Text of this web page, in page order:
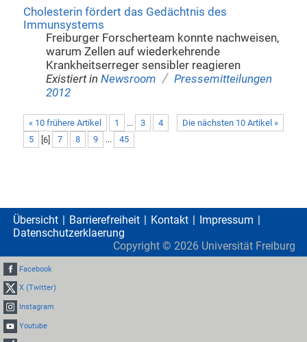
Cholesterin fördert das Gedächtnis des
Immunsystems
Freiburger Forscherteam konnte nachweisen,
warum Zellen auf wiederkehrende
Krankheitserreger sensibler reagieren
Existiert in Newsroom / Pressemitteilungen
2012
« 10 frühere Artikel Die nächsten 10 Artikel »
1 ... 3
4
5
[6] 7 8 9 ... 45
Übersicht Barrierefreiheit Kontakt
Impressum
Datenschutzerklaerung
Copyright © 2026 Universität Freiburg
Facebook
X (Twitter)
Instagram
Youtube